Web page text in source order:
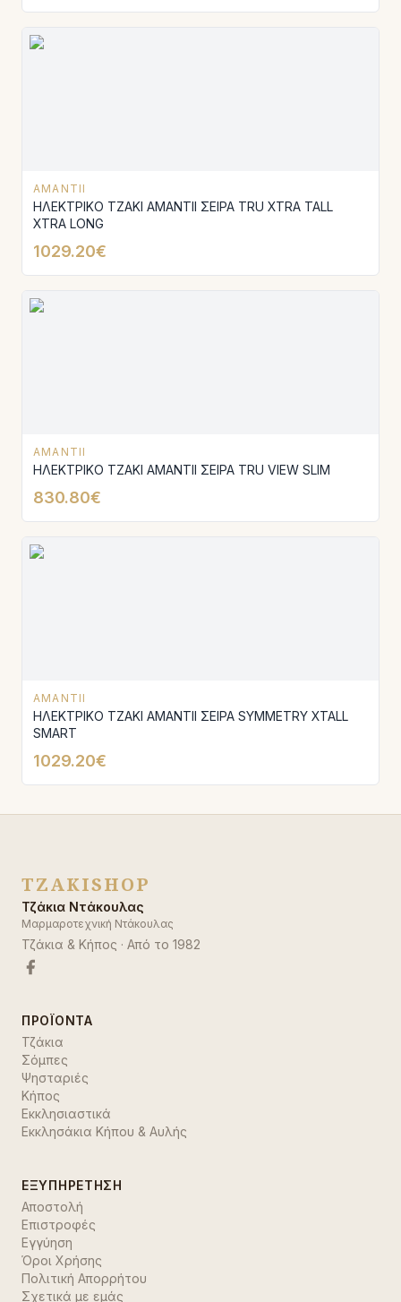
AMANTII
ΗΛΕΚΤΡΙΚΟ ΤΖΑΚΙ AMANTΙI ΣΕΙΡΑ TRU XTRA TALL
XTRA LONG
1029.20€
AMANTII
ΗΛΕΚΤΡΙΚΟ ΤΖΑΚΙ AMANTΙI ΣΕΙΡΑ TRU VIEW SLIM
830.80€
AMANTII
ΗΛΕΚΤΡΙΚΟ ΤΖΑΚΙ AMANTΙI ΣΕΙΡΑ SYMMETRY XTALL
SMART
1029.20€
TZAKISHOP
Τζάκια Ντάκουλας
Μαρμαροτεχνική Ντάκουλας
Τζάκια & Κήπος · Από το 1982
ΠΡΟΪΌΝΤΑ
Τζάκια
Σόμπες
Ψησταριές
Κήπος
Εκκλησιαστικά
Εκκλησάκια Κήπου & Αυλής
ΕΞΥΠΗΡΈΤΗΣΗ
Αποστολή
Επιστροφές
Εγγύηση
Όροι Χρήσης
Πολιτική Απορρήτου
Σχετικά με εμάς